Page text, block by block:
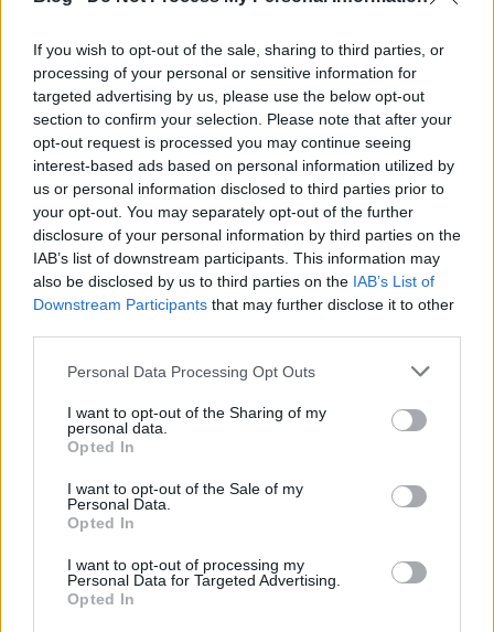
If you wish to opt-out of the sale, sharing to third parties, or
processing of your personal or sensitive information for
targeted advertising by us, please use the below opt-out
section to confirm your selection. Please note that after your
opt-out request is processed you may continue seeing
interest-based ads based on personal information utilized by
us or personal information disclosed to third parties prior to
your opt-out. You may separately opt-out of the further
disclosure of your personal information by third parties on the
IAB’s list of downstream participants. This information may
also be disclosed by us to third parties on the IAB’s List of
Downstream Participants that may further disclose it to other
Please note that this website/app uses one or more Google
not limited to your visit or usage behaviour. You may click to
grant or deny consent to Google and its third-party tags to
use your data for below specified purposes in below Google
consent section.
Personal Data Processing Opt Outs
I want to opt-out of the Sharing of my
personal data.
Opted In
I want to opt-out of the Sale of my
Personal Data.
Opted In
I want to opt-out of processing my
Personal Data for Targeted Advertising.
Opted In
Crayola Kreatív Szünidő Pályázat
2026
színes_ötletek •2026. július 28.
A nyár tele van olyan pillanatokkal, amelyeket
szívesen őrzünk meg: különleges kirándulások,
táborok, régóta várt találkozások, önfeledt ...